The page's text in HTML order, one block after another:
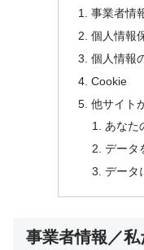
事業者情
個人情報
個人情報
Cookie
他サイト
あなた
データ
データ
事業者情報／